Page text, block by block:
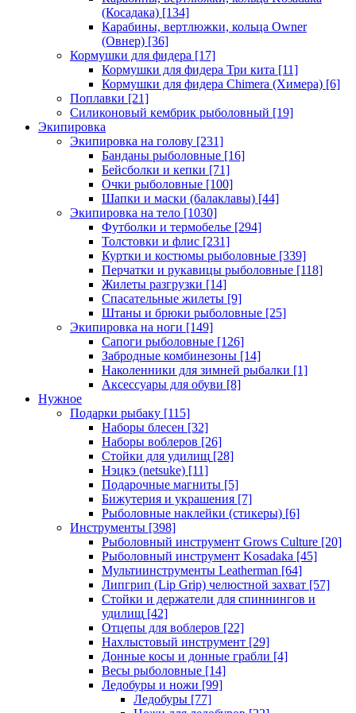
(Косадака) [134]
Карабины, вертлюжки, кольца Owner
(Овнер) [36]
Кормушки для фидера [17]
Кормушки для фидера Три кита [11]
Кормушки для фидера Chimera (Химера) [6]
Поплавки [21]
Силиконовый кембрик рыболовный [19]
Экипировка
Экипировка на голову [231]
Банданы рыболовные [16]
Бейсболки и кепки [71]
Очки рыболовные [100]
Шапки и маски (балаклавы) [44]
Экипировка на тело [1030]
Футболки и термобелье [294]
Толстовки и флис [231]
Куртки и костюмы рыболовные [339]
Перчатки и рукавицы рыболовные [118]
Жилеты разгрузки [14]
Спасательные жилеты [9]
Штаны и брюки рыболовные [25]
Экипировка на ноги [149]
Сапоги рыболовные [126]
Забродные комбинезоны [14]
Наколенники для зимней рыбалки [1]
Аксессуары для обуви [8]
Нужное
Подарки рыбаку [115]
Наборы блесен [32]
Наборы воблеров [26]
Стойки для удилищ [28]
Нэцкэ (netsuke) [11]
Подарочные магниты [5]
Бижутерия и украшения [7]
Рыболовные наклейки (стикеры) [6]
Инструменты [398]
Рыболовный инструмент Grows Culture [20]
Рыболовный инструмент Kosadaka [45]
Мультиинструменты Leatherman [64]
Липгрип (Lip Grip) челюстной захват [57]
Стойки и держатели для спиннингов и
удилищ [42]
Отцепы для воблеров [22]
Нахлыстовый инструмент [29]
Донные косы и донные грабли [4]
Весы рыболовные [14]
Ледобуры и ножи [99]
Ледобуры [77]